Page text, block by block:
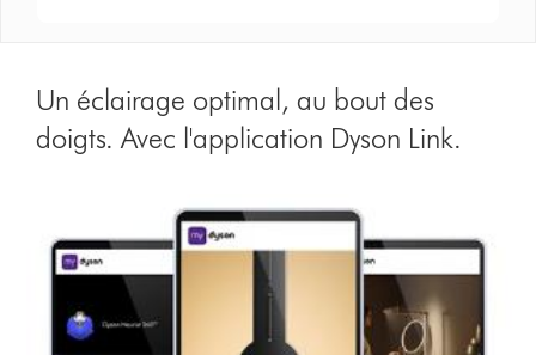
Un éclairage optimal, au bout des
doigts. Avec l'application Dyson Link.